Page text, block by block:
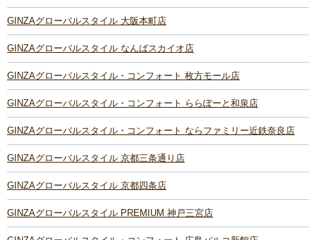
GINZAグローバルスタイル 大阪本町店
GINZAグローバルスタイル なんばスカイオ店
GINZAグローバルスタイル・コンフォート 枚方モール店
GINZAグローバルスタイル・コンフォート ららぽーと和泉店
GINZAグローバルスタイル・コンフォート ならファミリー近鉄奈良店
GINZAグローバルスタイル 京都三条通り店
GINZAグローバルスタイル 京都四条店
GINZAグローバルスタイル PREMIUM 神戸三宮店